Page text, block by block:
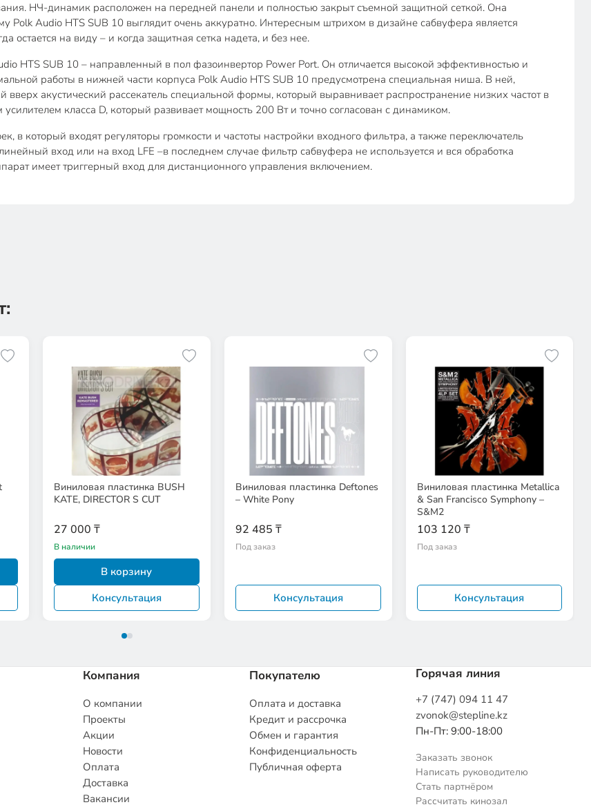
НЧ-динамик расположен на передней панели и полностью закрыт съемной защитной сеткой. Она
Polk Audio HTS SUB 10 выглядит очень аккуратно. Интересным штрихом в дизайне сабвуфера является
остается на виду – и когда защитная сетка надета, и без нее.
HTS SUB 10 – направленный в пол фазоинвертор Power Port. Он отличается высокой эффективностью и
работы в нижней части корпуса Polk Audio HTS SUB 10 предусмотрена специальная ниша. В ней,
акустический рассекатель специальной формы, который выравнивает распространение низких частот в
класса D, который развивает мощность 200 Вт и точно согласован с динамиком.
в который входят регуляторы громкости и частоты настройки входного фильтра, а также переключатель
вход или на вход LFE –в последнем случае фильтр сабвуфера не используется и вся обработка
имеет триггерный вход для дистанционного управления включением.
Виниловая пластинка BUSH
KATE, DIRECTOR S CUT
27 000 ₸
В наличии
В корзину
Консультация
Виниловая пластинка Deftones
– White Pony
92 485 ₸
Под заказ
Консультация
Виниловая пластинка Metallica
& San Francisco Symphony –
S&M2
103 120 ₸
Под заказ
Консультация
Компания
О компании
Проекты
Акции
Новости
Оплата
Доставка
Вакансии
Покупателю
Оплата и доставка
Кредит и рассрочка
Обмен и гарантия
Конфиденциальность
Публичная оферта
Горячая линия
+7 (747) 094 11 47
zvonok@stepline.kz
Пн-Пт: 9:00-18:00
Заказать звонок
Написать руководителю
Стать партнёром
Рассчитать кинозал